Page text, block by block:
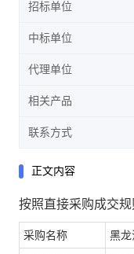
招标单位
中标单位
代理单位
相关产品
联系方式
正文内容
按照直接采购成交规
采购名称 黑龙